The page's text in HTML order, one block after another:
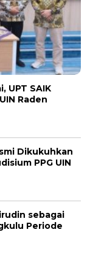
UPT SAIK
Raden
Dikukuhkan
PPG UIN
sebagai
Periode